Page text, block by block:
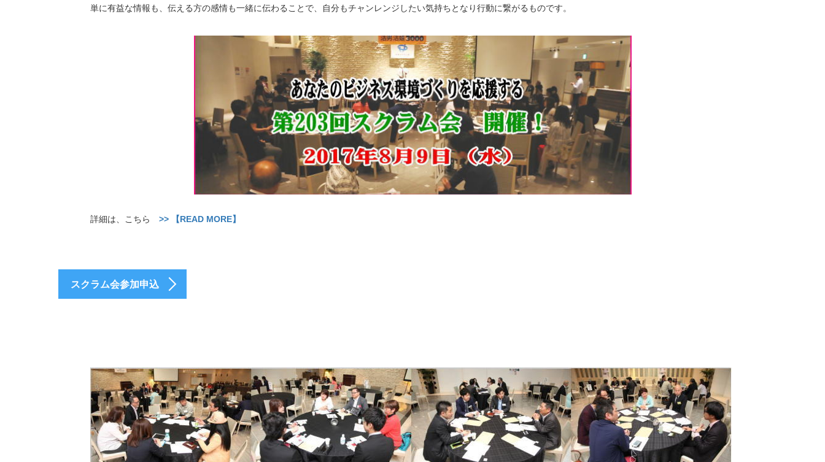
単に有益な情報も、伝える方の感情も一緒に伝わることで、自分もチャンレンジしたい気持ちとなり行動に繋がるものです。
詳細は、こちら >> 【READ MORE】
スクラム会参加申込